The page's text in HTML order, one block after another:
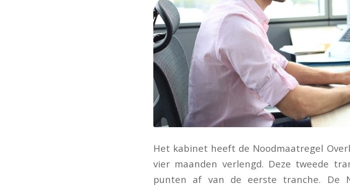
Het kabinet heeft de Noodmaatregel
vier maanden verlengd. Deze tweede
punten af van de eerste tranche. De